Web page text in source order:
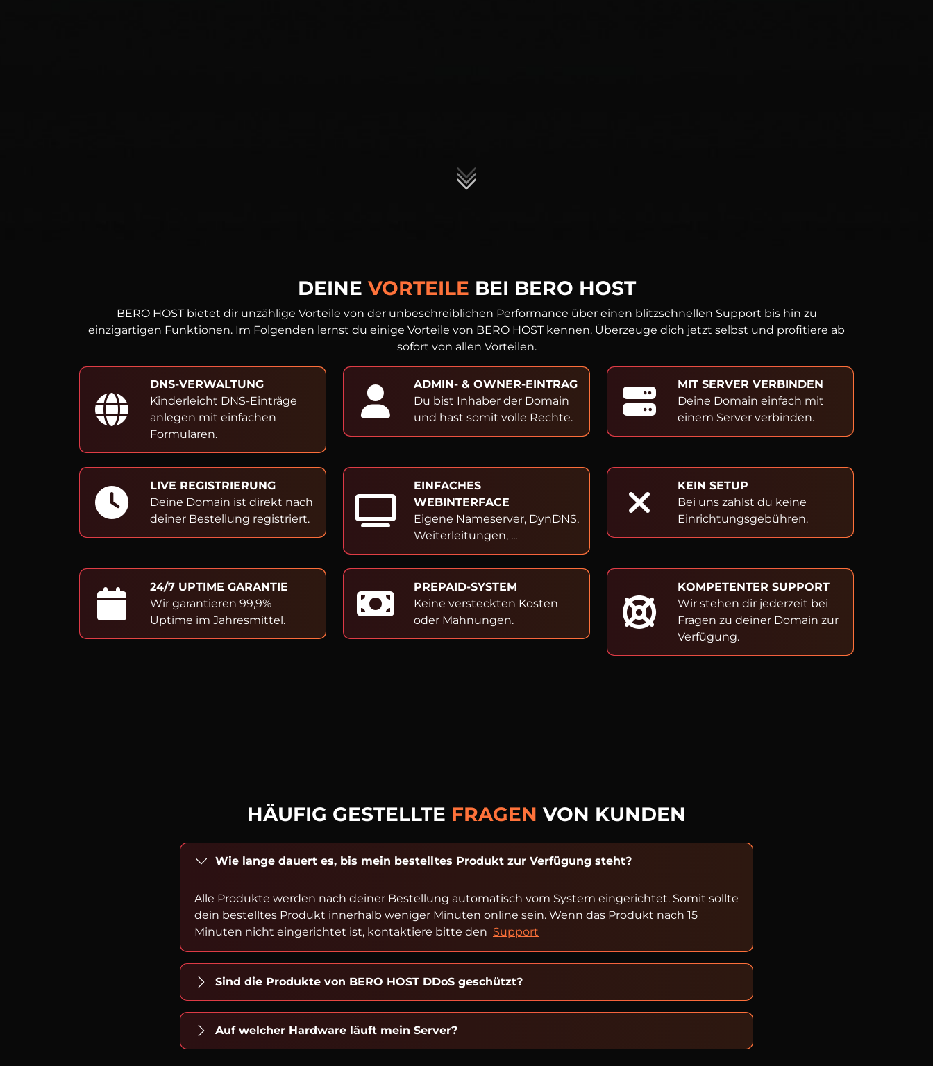
DEINE VORTEILE BEI BERO HOST
BERO HOST bietet dir unzählige Vorteile von der unbeschreiblichen Performance über einen blitzschnellen Support bis hin zu
einzigartigen Funktionen. Im Folgenden lernst du einige Vorteile von BERO HOST kennen. Überzeuge dich jetzt selbst und profitiere ab
sofort von allen Vorteilen.
DNS-VERWALTUNG
Kinderleicht DNS-Einträge
anlegen mit einfachen
Formularen.
ADMIN- & OWNER-EINTRAG
Du bist Inhaber der Domain
und hast somit volle Rechte.
MIT SERVER VERBINDEN
Deine Domain einfach mit
einem Server verbinden.
LIVE REGISTRIERUNG
Deine Domain ist direkt nach
deiner Bestellung registriert.
EINFACHES
WEBINTERFACE
Eigene Nameserver, DynDNS,
Weiterleitungen, ...
KEIN SETUP
Bei uns zahlst du keine
Einrichtungsgebühren.
24/7 UPTIME GARANTIE
Wir garantieren 99,9%
Uptime im Jahresmittel.
PREPAID-SYSTEM
Keine versteckten Kosten
oder Mahnungen.
KOMPETENTER SUPPORT
Wir stehen dir jederzeit bei
Fragen zu deiner Domain zur
Verfügung.
HÄUFIG GESTELLTE FRAGEN VON KUNDEN
Wie lange dauert es, bis mein bestelltes Produkt zur Verfügung steht?
Alle Produkte werden nach deiner Bestellung automatisch vom System eingerichtet. Somit sollte
dein bestelltes Produkt innerhalb weniger Minuten online sein. Wenn das Produkt nach 15
Minuten nicht eingerichtet ist, kontaktiere bitte den Support
Sind die Produkte von BERO HOST DDoS geschützt?
Auf welcher Hardware läuft mein Server?